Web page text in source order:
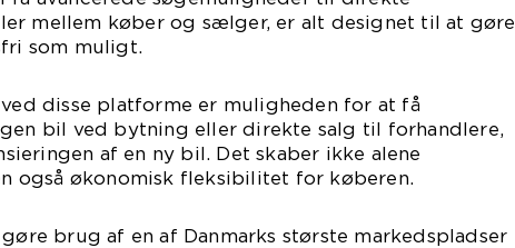
mellem køber og sælger, er alt designet til at gøre
som muligt.
disse platforme er muligheden for at få
bil ved bytning eller direkte salg til forhandlere,
af en ny bil. Det skaber ikke alene
også økonomisk fleksibilitet for køberen.
brug af en af Danmarks største markedspladser